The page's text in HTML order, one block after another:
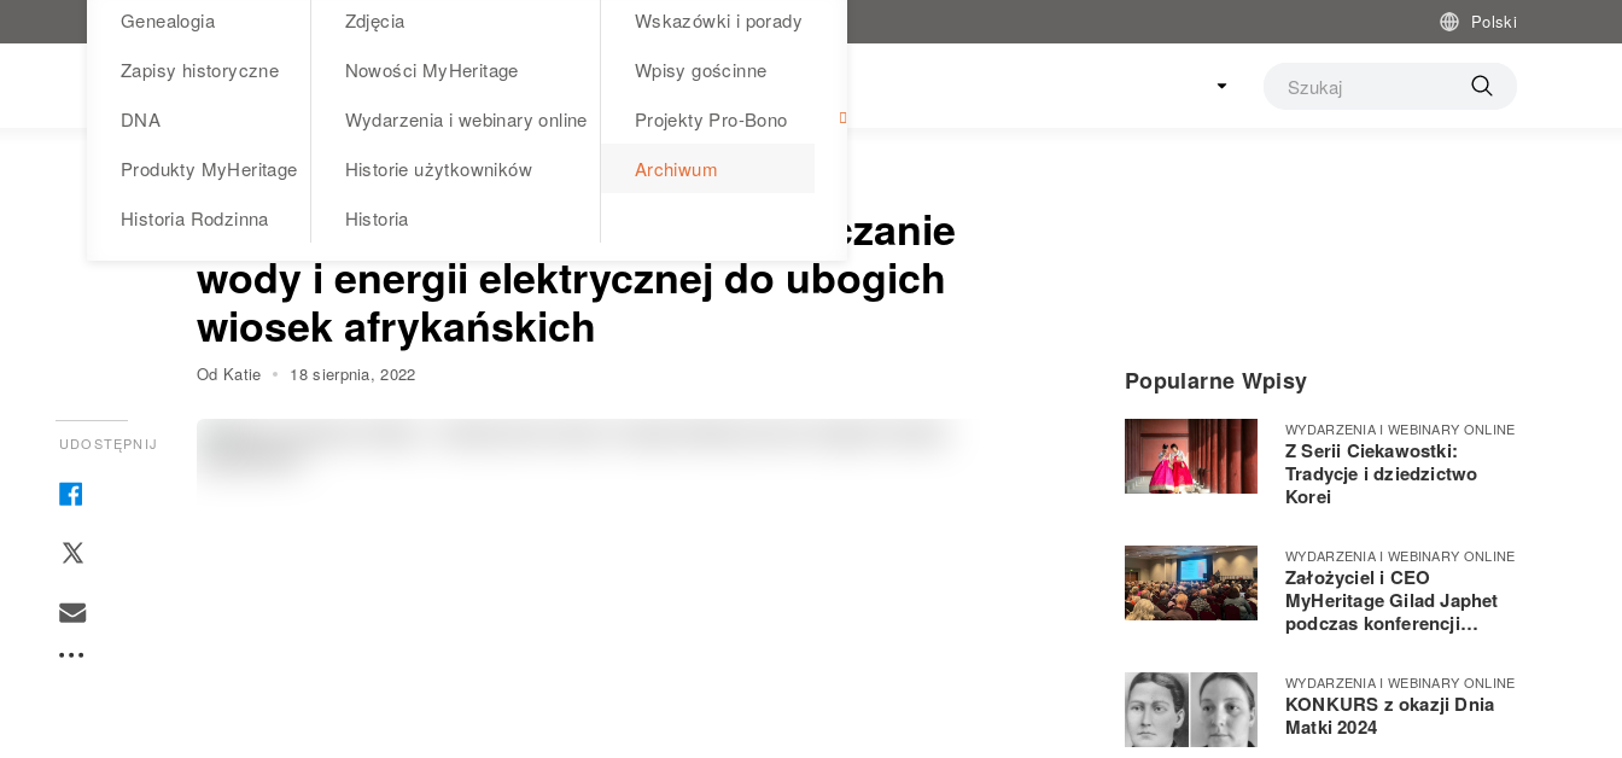
Odwiedź MyHeritage.pl Polski
Blog
Genealogia
Zapisy historyczne
DNA
Produkty MyHeritage
Historia Rodzinna
Zdjęcia
Nowości MyHeritage
Wydarzenia i webinary online
Historie użytkowników
Historia
Wskazówki i porady
Wpisy gościnne
Projekty Pro-Bono
Archiwum
WYDARZENIA I WEBINARY ONLINE
Misja Innowacja: Afryka – dostarczanie
wody i energii elektrycznej do ubogich
wiosek afrykańskich
Od Katie 18 sierpnia, 2022
UDOSTĘPNIJ
Popularne Wpisy
WYDARZENIA I WEBINARY ONLINE
Z Serii Ciekawostki:
Tradycje i dziedzictwo
Korei
WYDARZENIA I WEBINARY ONLINE
Założyciel i CEO
MyHeritage Gilad Japhet
podczas konferencji
WYDARZENIA I WEBINARY ONLINE
KONKURS z okazji Dnia
Matki 2024